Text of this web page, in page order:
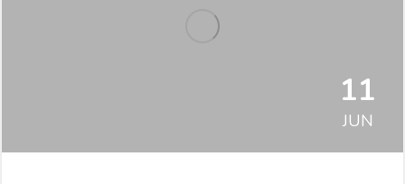
11
JUN